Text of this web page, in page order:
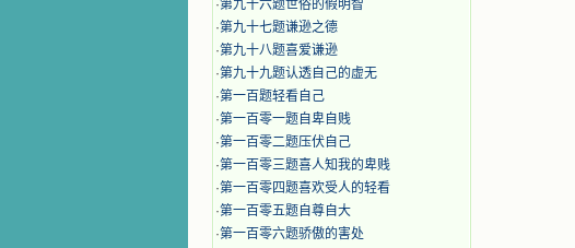
·第九十六题世俗的假明智
·第九十七题谦逊之德
·第九十八题喜爱谦逊
·第九十九题认透自己的虚无
·第一百题轻看自己
·第一百零一题自卑自贱
·第一百零二题压伏自己
·第一百零三题喜人知我的卑贱
·第一百零四题喜欢受人的轻看
·第一百零五题自尊自大
·第一百零六题骄傲的害处